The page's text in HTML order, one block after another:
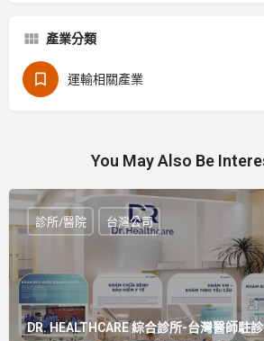
產業分類
運輸相關產業
You May Also Be
DR. HEALTHCARE 綜合診所-台灣醫師駐診
診所/醫院 台灣公司